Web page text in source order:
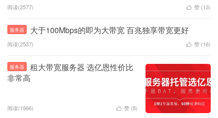
阅读(2577)  赞 (13)
服务器 大于100Mbps的即为大带宽 百兆独享带宽更好
阅读(2537)  赞 (16)
服务器
租大带宽服务器 选亿恩性价比
非常高
阅读(1966)  赞 (8)